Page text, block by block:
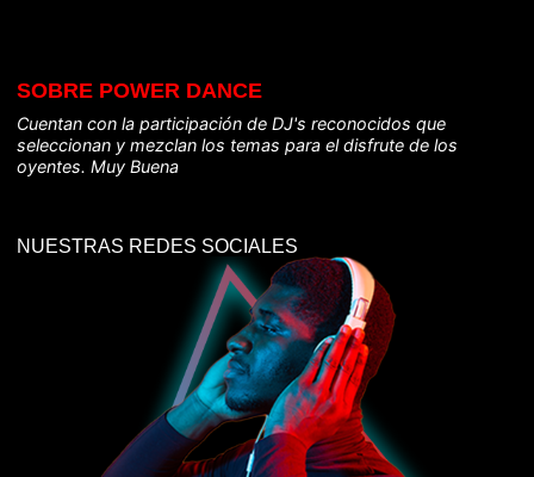
SOBRE POWER DANCE
Cuentan con la participación de DJ's reconocidos que
seleccionan y mezclan los temas para el disfrute de los
oyentes. Muy Buena
NUESTRAS REDES SOCIALES